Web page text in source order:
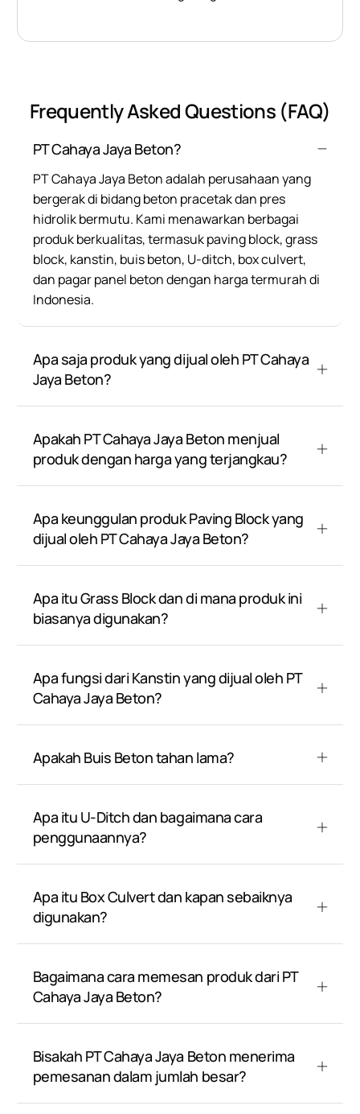
Frequently Asked Questions (FAQ)
PT Cahaya Jaya Beton?
PT Cahaya Jaya Beton adalah perusahaan yang
bergerak di bidang beton pracetak dan pres
hidrolik bermutu. Kami menawarkan berbagai
produk berkualitas, termasuk paving block, grass
block, kanstin, buis beton, U-ditch, box culvert,
dan pagar panel beton dengan harga termurah di
Indonesia.
Apa saja produk yang dijual oleh PT Cahaya
Jaya Beton?
Apakah PT Cahaya Jaya Beton menjual
produk dengan harga yang terjangkau?
Apa keunggulan produk Paving Block yang
dijual oleh PT Cahaya Jaya Beton?
Apa itu Grass Block dan di mana produk ini
biasanya digunakan?
Apa fungsi dari Kanstin yang dijual oleh PT
Cahaya Jaya Beton?
Apakah Buis Beton tahan lama?
Apa itu U-Ditch dan bagaimana cara
penggunaannya?
Apa itu Box Culvert dan kapan sebaiknya
digunakan?
Bagaimana cara memesan produk dari PT
Cahaya Jaya Beton?
Bisakah PT Cahaya Jaya Beton menerima
pemesanan dalam jumlah besar?